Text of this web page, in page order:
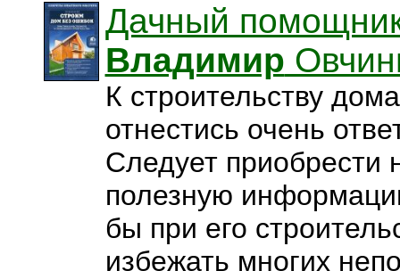
Дачный
Владимир
К строительству
отнестись очень
Следует приобрести
полезную
бы при его
избежать многих